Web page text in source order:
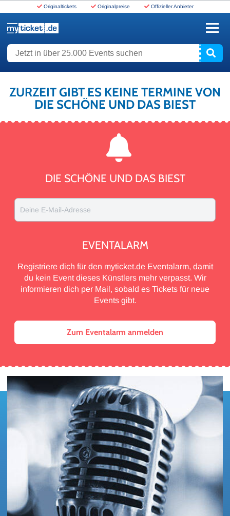
Originaltickets Originalpreise Offizieller Anbieter
Jetzt in über 25.000 Events suchen
ZURZEIT GIBT ES KEINE TERMINE VON
DIE SCHÖNE UND DAS BIEST
DIE SCHÖNE UND DAS BIEST
Deine E-Mail-Adresse
EVENTALARM
Registriere dich für den myticket.de Eventalarm, damit
du kein Event dieses Künstlers mehr verpasst. Wir
informieren dich per Mail, sobald es Tickets für neue
Events gibt.
Zum Eventalarm anmelden